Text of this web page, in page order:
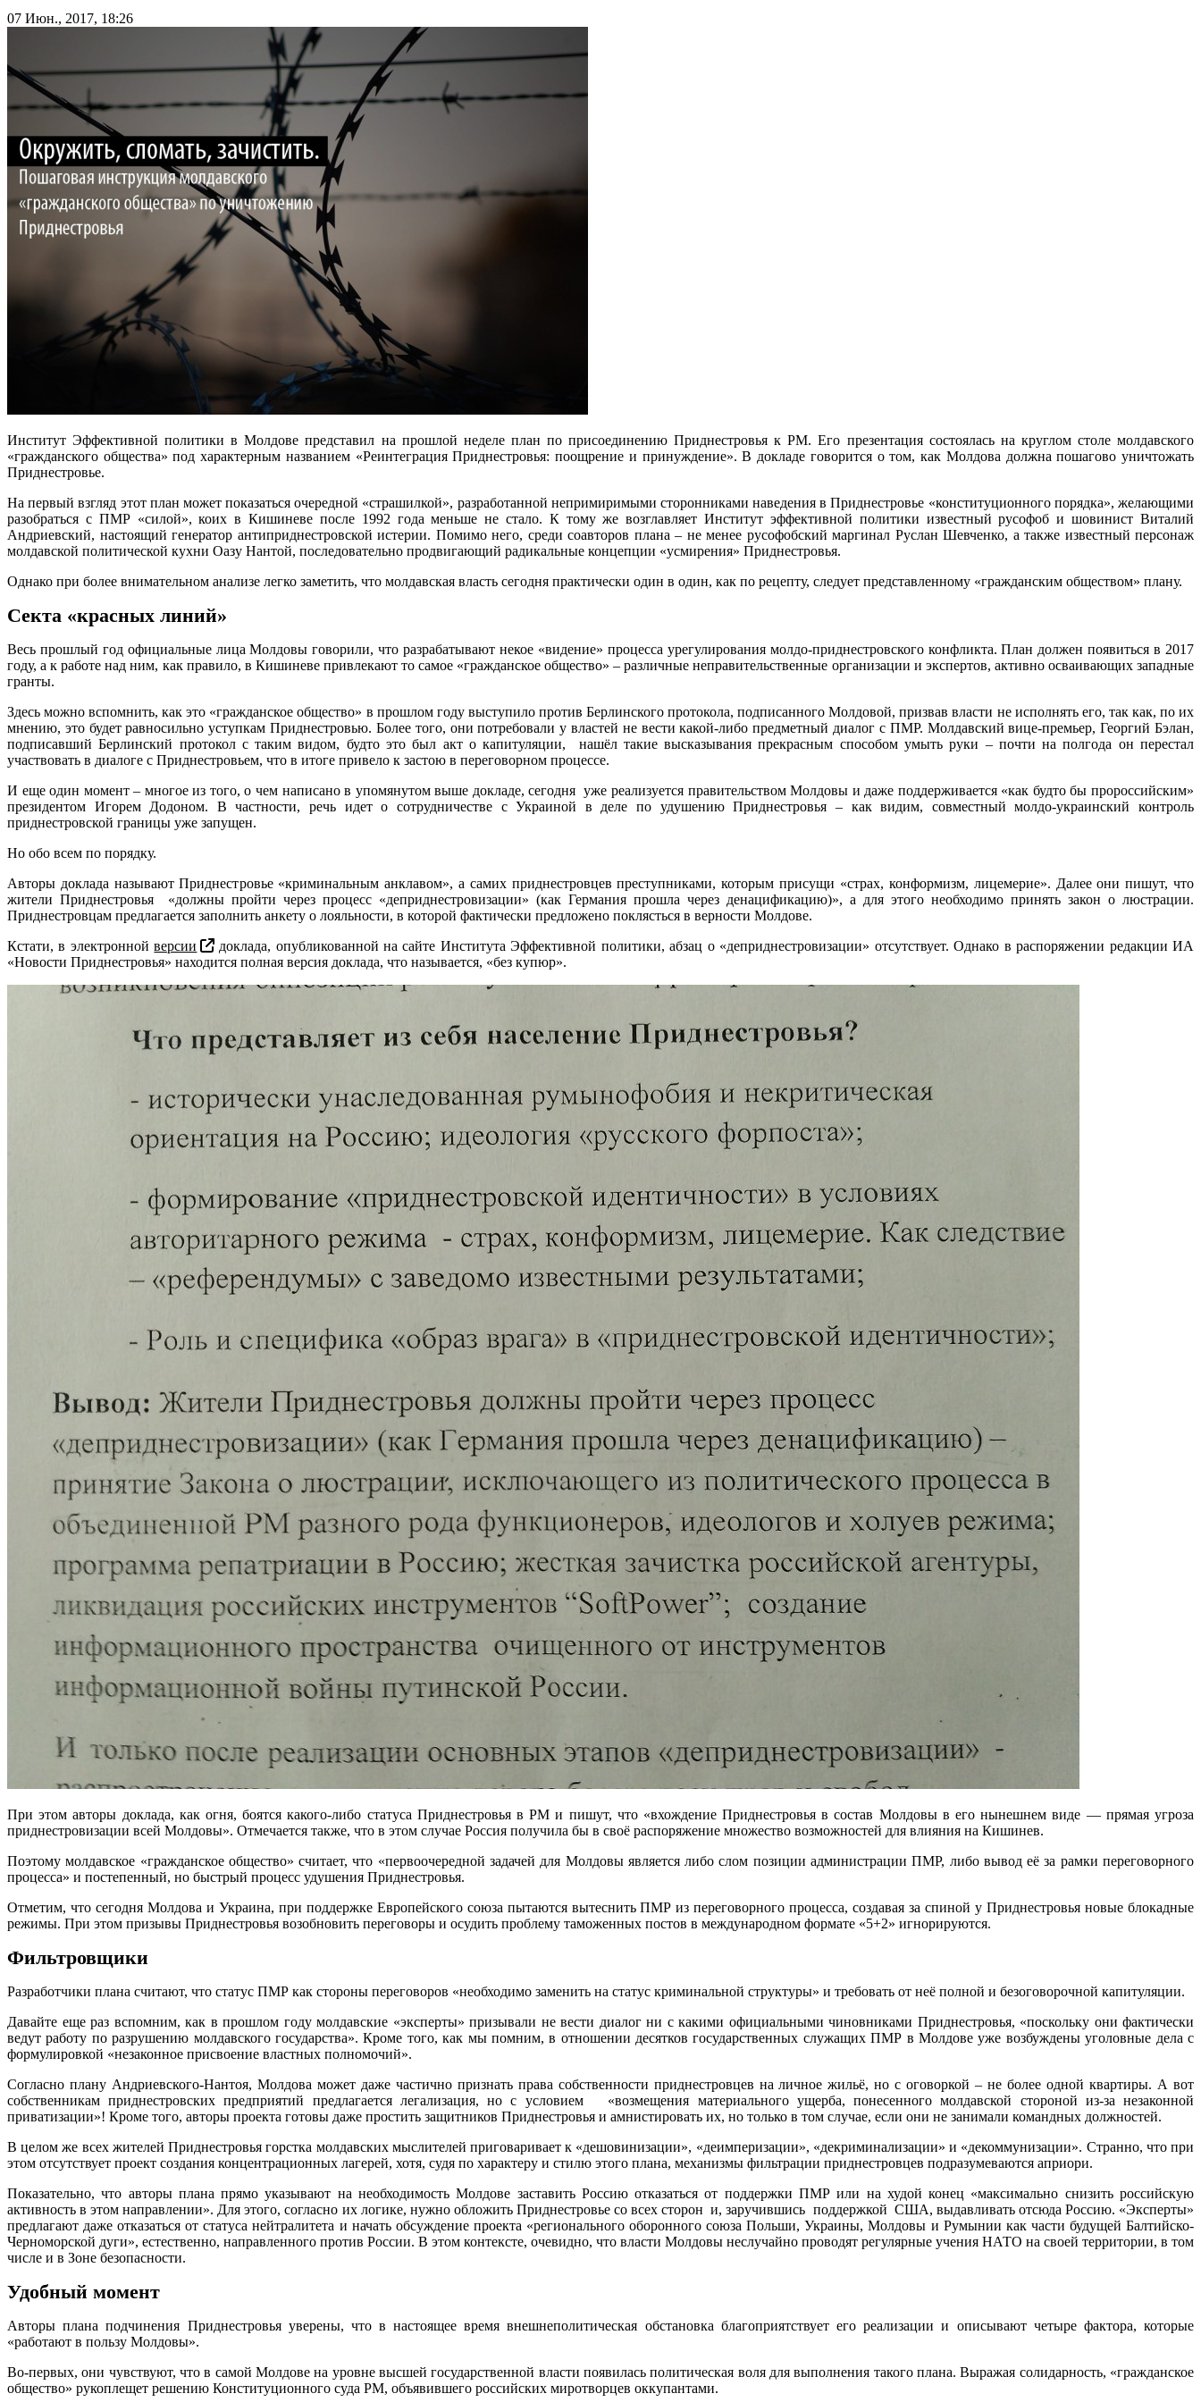
07 Июн., 2017, 18:26
Институт Эффективной политики в Молдове представил на прошлой неделе план по присоединению Приднестровья к РМ. Его презентация состоялась на круглом столе молдавского
«гражданского общества» под характерным названием «Реинтеграция Приднестровья: поощрение и принуждение». В докладе говорится о том, как Молдова должна пошагово уничтожать
Приднестровье.
На первый взгляд этот план может показаться очередной «страшилкой», разработанной непримиримыми сторонниками наведения в Приднестровье «конституционного порядка», желающими
разобраться с ПМР «силой», коих в Кишиневе после 1992 года меньше не стало. К тому же возглавляет Институт эффективной политики известный русофоб и шовинист Виталий
Андриевский, настоящий генератор антиприднестровской истерии. Помимо него, среди соавторов плана – не менее русофобский маргинал Руслан Шевченко, а также известный персонаж
молдавской политической кухни Оазу Нантой, последовательно продвигающий радикальные концепции «усмирения» Приднестровья.
Однако при более внимательном анализе легко заметить, что молдавская власть сегодня практически один в один, как по рецепту, следует представленному «гражданским обществом» плану.
Секта «красных линий»
Весь прошлый год официальные лица Молдовы говорили, что разрабатывают некое «видение» процесса урегулирования молдо-приднестровского конфликта. План должен появиться в 2017
году, а к работе над ним, как правило, в Кишиневе привлекают то самое «гражданское общество» – различные неправительственные организации и экспертов, активно осваивающих западные
гранты.
Здесь можно вспомнить, как это «гражданское общество» в прошлом году выступило против Берлинского протокола, подписанного Молдовой, призвав власти не исполнять его, так как, по их
мнению, это будет равносильно уступкам Приднестровью. Более того, они потребовали у властей не вести какой-либо предметный диалог с ПМР. Молдавский вице-премьер, Георгий Бэлан,
подписавший Берлинский протокол с таким видом, будто это был акт о капитуляции, нашёл такие высказывания прекрасным способом умыть руки – почти на полгода он перестал
участвовать в диалоге с Приднестровьем, что в итоге привело к застою в переговорном процессе.
И еще один момент – многое из того, о чем написано в упомянутом выше докладе, сегодня уже реализуется правительством Молдовы и даже поддерживается «как будто бы пророссийским»
президентом Игорем Додоном. В частности, речь идет о сотрудничестве с Украиной в деле по удушению Приднестровья – как видим, совместный молдо-украинский контроль
приднестровской границы уже запущен.
Но обо всем по порядку.
Авторы доклада называют Приднестровье «криминальным анклавом», а самих приднестровцев преступниками, которым присущи «страх, конформизм, лицемерие». Далее они пишут, что
жители Приднестровья «должны пройти через процесс «деприднестровизации» (как Германия прошла через денацификацию)», а для этого необходимо принять закон о люстрации.
Приднестровцам предлагается заполнить анкету о лояльности, в которой фактически предложено поклясться в верности Молдове.
Кстати, в электроннойверсии
доклада, опубликованной на сайте Института Эффективной политики, абзац о «деприднестровизации» отсутствует. Однако в распоряжении редакции ИА
«Новости Приднестровья» находится полная версия доклада, что называется, «без купюр».
При этом авторы доклада, как огня, боятся какого-либо статуса Приднестровья в РМ и пишут, что «вхождение Приднестровья в состав Молдовы в его нынешнем виде — прямая угроза
приднестровизации всей Молдовы». Отмечается также, что в этом случае Россия получила бы в своё распоряжение множество возможностей для влияния на Кишинев.
Поэтому молдавское «гражданское общество» считает, что «первоочередной задачей для Молдовы является либо слом позиции администрации ПМР, либо вывод её за рамки переговорного
процесса» и постепенный, но быстрый процесс удушения Приднестровья.
Отметим, что сегодня Молдова и Украина, при поддержке Европейского союза пытаются вытеснить ПМР из переговорного процесса, создавая за спиной у Приднестровья новые блокадные
режимы. При этом призывы Приднестровья возобновить переговоры и осудить проблему таможенных постов в международном формате «5+2» игнорируются.
Фильтровщики
Разработчики плана считают, что статус ПМР как стороны переговоров «необходимо заменить на статус криминальной структуры» и требовать от неё полной и безоговорочной капитуляции.
Давайте еще раз вспомним, как в прошлом году молдавские «эксперты» призывали не вести диалог ни с какими официальными чиновниками Приднестровья, «поскольку они фактически
ведут работу по разрушению молдавского государства». Кроме того, как мы помним, в отношении десятков государственных служащих ПМР в Молдове уже возбуждены уголовные дела с
формулировкой «незаконное присвоение властных полномочий».
Согласно плану Андриевского-Нантоя, Молдова может даже частично признать права собственности приднестровцев на личное жильё, но с оговоркой – не более одной квартиры. А вот
собственникам приднестровских предприятий предлагается легализация, но с условием «возмещения материального ущерба, понесенного молдавской стороной из-за незаконной
приватизации»! Кроме того, авторы проекта готовы даже простить защитников Приднестровья и амнистировать их, но только в том случае, если они не занимали командных должностей.
В целом же всех жителей Приднестровья горстка молдавских мыслителей приговаривает к «дешовинизации», «деимперизации», «декриминализации» и «декоммунизации». Странно, что при
этом отсутствует проект создания концентрационных лагерей, хотя, судя по характеру и стилю этого плана, механизмы фильтрации приднестровцев подразумеваются априори.
Показательно, что авторы плана прямо указывают на необходимость Молдове заставить Россию отказаться от поддержки ПМР или на худой конец «максимально снизить российскую
активность в этом направлении». Для этого, согласно их логике, нужно обложить Приднестровье со всех сторон и, заручившись поддержкой США, выдавливать отсюда Россию. «Эксперты»
предлагают даже отказаться от статуса нейтралитета и начать обсуждение проекта «регионального оборонного союза Польши, Украины, Молдовы и Румынии как части будущей Балтийско-
Черноморской дуги», естественно, направленного против России. В этом контексте, очевидно, что власти Молдовы неслучайно проводят регулярные учения НАТО на своей территории, в том
числе и в Зоне безопасности.
Удобный момент
Авторы плана подчинения Приднестровья уверены, что в настоящее время внешнеполитическая обстановка благоприятствует его реализации и описывают четыре фактора, которые
«работают в пользу Молдовы».
Во-первых, они чувствуют, что в самой Молдове на уровне высшей государственной власти появилась политическая воля для выполнения такого плана. Выражая солидарность, «гражданское
общество» рукоплещет решению Конституционного суда РМ, объявившего российских миротворцев оккупантами.